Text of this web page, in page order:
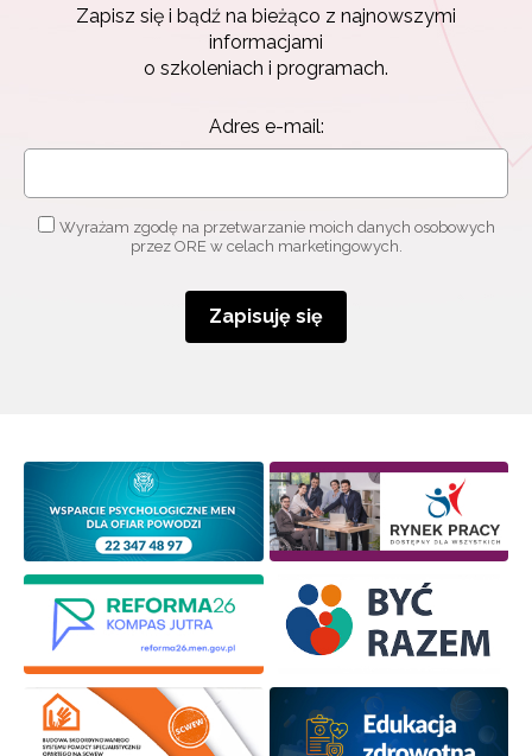
Zapisz się i bądź na bieżąco z najnowszymi
informacjami
o szkoleniach i programach.
Adres e-mail:
Wyrażam zgodę na przetwarzanie moich danych osobowych
przez ORE w celach marketingowych.
Zapisuję się